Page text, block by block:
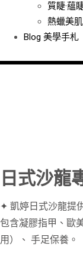
質睫·蘊
熱蠟美
Blog 美學手札
日式沙龍
✦ 凱婷日式沙龍提
包含凝膠指甲、歐
用）、 手足保養。